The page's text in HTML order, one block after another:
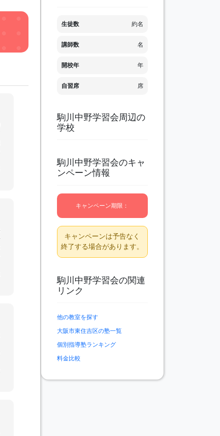
生徒数 約名
講師数 名
開校年 年
自習席 席
駒川中野学習会周辺の
学校
駒川中野学習会のキャ
ンペーン情報
キャンペーン期限：
キャンペーンは予告なく
終了する場合があります。
駒川中野学習会の関連
リンク
他の教室を探す
大阪市東住吉区の塾一覧
個別指導塾ランキング
料金比較